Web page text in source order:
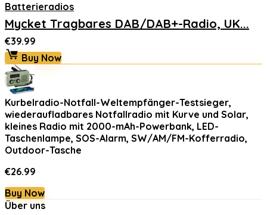
Batterieradios
Mycket Tragbares DAB/DAB+-Radio, UK...
€39.99
Buy Now
Kurbelradio-Notfall-Weltempfänger-Testsieger,
wiederaufladbares Notfallradio mit Kurve und Solar,
kleines Radio mit 2000-mAh-Powerbank, LED-
Taschenlampe, SOS-Alarm, SW/AM/FM-Kofferradio,
Outdoor-Tasche
€26.99
Buy Now
Über uns